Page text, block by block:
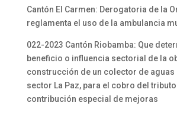
Cantón El Carmen: Derogatoria de la
reglamenta el uso de la ambulancia
022-2023 Cantón Riobamba: Que
beneficio o influencia sectorial de la
construcción de un colector de aguas
sector La Paz, para el cobro del
contribución especial de mejoras